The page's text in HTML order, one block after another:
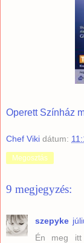
Operett Színház
Chef Viki dátum:
Megosztás
9 megjegyzés:
szepyke
Én meg itt